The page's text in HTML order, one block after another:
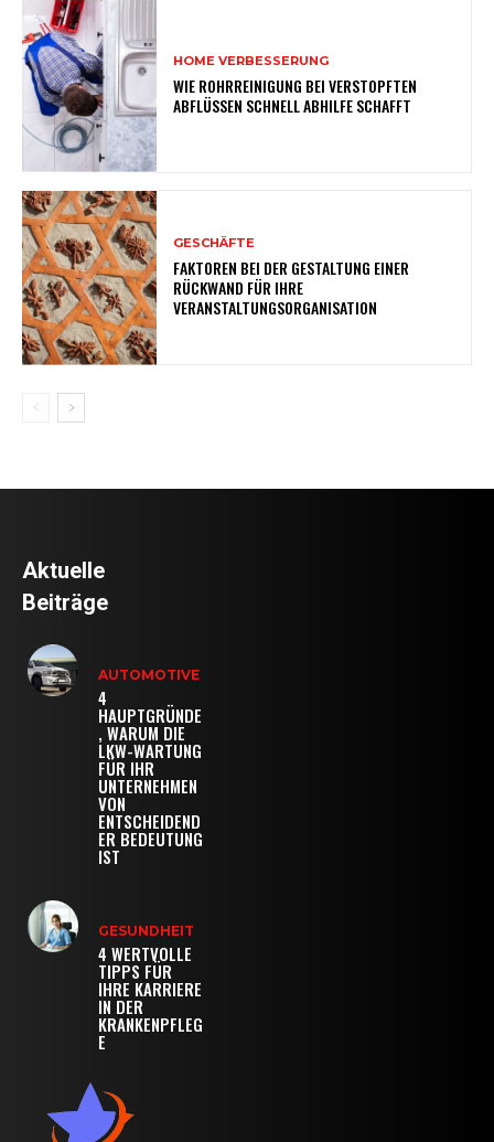
HOME VERBESSERUNG
WIE ROHRREINIGUNG BEI VERSTOPFTEN
ABFLÜSSEN SCHNELL ABHILFE SCHAFFT
GESCHÄFTE
FAKTOREN BEI DER GESTALTUNG EINER
RÜCKWAND FÜR IHRE
VERANSTALTUNGSORGANISATION
Aktuelle
Beiträge
AUTOMOTIVE
4
HAUPTGRÜNDE
, WARUM DIE
LKW-WARTUNG
FÜR IHR
UNTERNEHMEN
VON
ENTSCHEIDEND
ER BEDEUTUNG
IST
GESUNDHEIT
4 WERTVOLLE
TIPPS FÜR
IHRE KARRIERE
IN DER
KRANKENPFLEG
E